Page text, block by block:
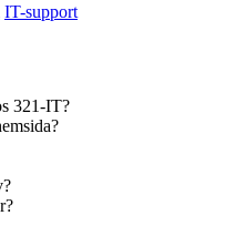
IT-support
321-IT?